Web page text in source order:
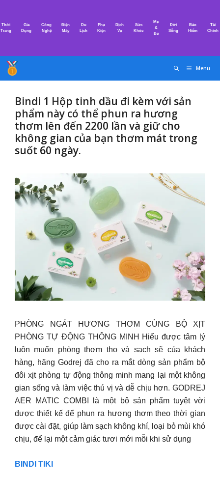
nội
Thời
Trang
Gia
Dụng
Công
Nghệ
Điện
Máy
Du
Lịch
Phụ
Kiện
Dịch
Vụ
Sức
Khỏe
Mẹ
&
Bé
Đời
Sống
Bảo
Hiểm
Tài
Chính
Menu
Bindi 1 Hộp tinh dầu đi kèm với sản
phẩm này có thể phun ra hương
thơm lên đến 2200 lần và giữ cho
không gian của bạn thơm mát trong
suốt 60 ngày.
PHÒNG NGÁT HƯƠNG THƠM CÙNG BỘ XỊT
PHÒNG TỰ ĐỘNG THÔNG MINH Hiểu được tâm lý
luôn muốn phòng thơm tho và sạch sẽ của khách
hàng, hãng Godrej đã cho ra mắt dòng sản phẩm bộ
đôi xịt phòng tự động thông minh mang lại một không
gian sống và làm việc thú vị và dễ chịu hơn. GODREJ
AER MATIC COMBI là một bộ sản phẩm tuyệt vời
được thiết kế để phun ra hương thơm theo thời gian
được cài đặt, giúp làm sạch không khí, loại bỏ mùi khó
chịu, để lại một cảm giác tươi mới mỗi khi sử dụng
BINDI TIKI